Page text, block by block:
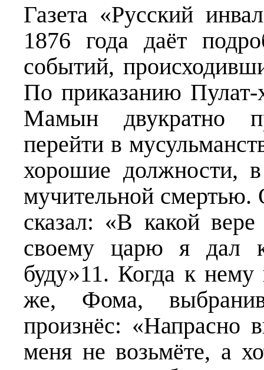
Газета «Русский
1876 года даёт
событий,
По приказанию
Мамын двукратно
перейти в
хорошие должности,
мучительной смертью.
сказал: «В какой
своему царю я дал
буду»11. Когда к
же, Фома, выбранив
произнёс: «Напрасно
меня не возьмёте, а